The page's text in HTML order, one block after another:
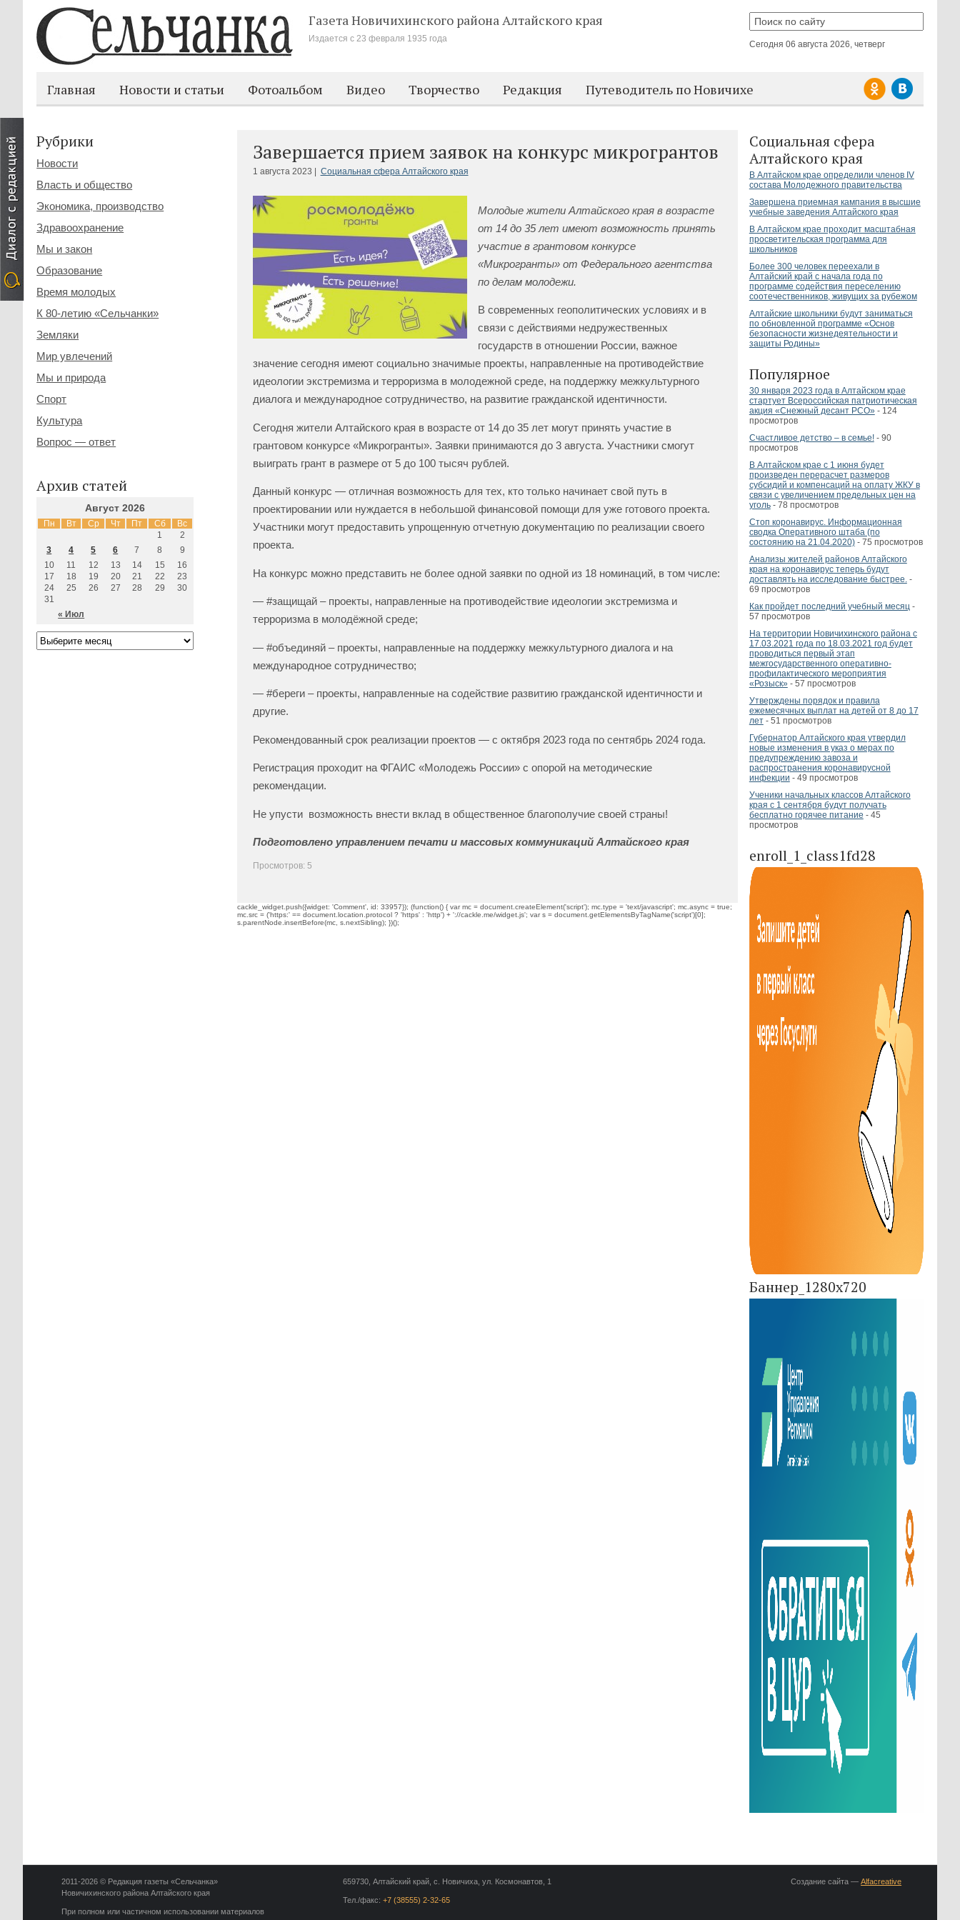
Газета Новичихинского районаАлтайского края
Издается с 23 февраля 1935 года
Сегодня 06 августа 2026, четверг
Главная Новости и статьи Фотоальбом Видео Творчество Редакция Путеводитель по Новичихе
Социальная сфера
Алтайского края
В Алтайском крае определили членов IV
состава Молодежного правительства
Завершена приемная кампания в высшие
учебные заведения Алтайского края
В Алтайском крае проходит масштабная
просветительская программа для
школьников
Более 300 человек переехали в
Алтайский край с начала года по
программе содействия переселению
соотечественников, живущих за рубежом
Алтайские школьники будут заниматься
по обновленной программе «Основ
безопасности жизнедеятельности и
защиты Родины»
Популярное
30 января 2023 года в Алтайском крае
стартует Всероссийская патриотическая
акция «Снежный десант РСО»- 124
просмотров
Счастливое детство – в семье!- 90
просмотров
В Алтайском крае с 1 июня будет
произведен перерасчет размеров
субсидий и компенсаций на оплату ЖКУ в
связи с увеличением предельных цен на
уголь- 78 просмотров
Стоп коронавирус. Информационная
сводка Оперативного штаба (по
состоянию на 21.04.2020)- 75 просмотров
Анализы жителей районов Алтайского
края на коронавирус теперь будут
доставлять на исследование быстрее.-
69 просмотров
Как пройдет последний учебный месяц-
57 просмотров
На территории Новичихинского района с
17.03.2021 года по 18.03.2021 год будет
проводиться первый этап
межгосударственного оперативно-
профилактического мероприятия
«Розыск»- 57 просмотров
Утверждены порядок и правила
ежемесячных выплат на детей от 8 до 17
лет- 51 просмотров
Губернатор Алтайского края утвердил
новые изменения в указ о мерах по
предупреждению завоза и
распространения коронавирусной
инфекции - 49 просмотров
Ученики начальных классов Алтайского
края с 1 сентября будут получать
бесплатно горячее питание - 45
просмотров
enroll_1_class1fd28
Баннер_1280x720
Завершается прием заявок на конкурс микрогрантов
1 августа 2023 | Социальная сфера Алтайского края
Молодые жители Алтайского края в возрасте
от 14 до 35 лет имеют возможность принять
участие в грантовом конкурсе
«Микрогранты» от Федерального агентства
по делам молодежи.
В современных геополитических условиях и в
связи с действиями недружественных
государств в отношении России, важное
значение сегодня имеют социально значимые проекты, направленные на противодействие
идеологии экстремизма и терроризма в молодежной среде, на поддержку межкультурного
диалога и международное сотрудничество, на развитие гражданской идентичности.
Сегодня жители Алтайского края в возрасте от 14 до 35 лет могут принять участие в
грантовом конкурсе «Микрогранты». Заявки принимаются до 3 августа. Участники смогут
выиграть грант в размере от 5 до 100 тысяч рублей.
Данный конкурс — отличная возможность для тех, кто только начинает свой путь в
проектировании или нуждается в небольшой финансовой помощи для уже готового проекта.
Участники могут предоставить упрощенную отчетную документацию по реализации своего
проекта.
На конкурс можно представить не более одной заявки по одной из 18 номинаций, в том числе:
— #защищай – проекты, направленные на противодействие идеологии экстремизма и
терроризма в молодёжной среде;
— #объединяй – проекты, направленные на поддержку межкультурного диалога и на
международное сотрудничество;
— #береги – проекты, направленные на содействие развитию гражданской идентичности и
другие.
Рекомендованный срок реализации проектов — с октября 2023 года по сентябрь 2024 года.
Регистрация проходит на ФГАИС «Молодежь России» с опорой на методические
рекомендации.
Не упусти возможность внести вклад в общественное благополучие своей страны!
Подготовлено управлением печати и массовых коммуникаций Алтайского края
Просмотров: 5
cackle_widget.push({widget: 'Comment', id: 33957}); (function() { var mc = document.createElement('script'); mc.type = 'text/javascript'; mc.async = true;
mc.src = ('https:' == document.location.protocol ? 'https' : 'http') + '://cackle.me/widget.js'; var s = document.getElementsByTagName('script')[0];
s.parentNode.insertBefore(mc, s.nextSibling); })();
Рубрики
Новости
Власть и общество
Экономика, производство
Здравоохранение
Мы и закон
Образование
Время молодых
К 80-летию «Сельчанки»
Земляки
Мир увлечений
Мы и природа
Спорт
Культура
Вопрос — ответ
Архив статей
Август 2026
Пн Вт Ср Чт Пт Сб Вс
« Июл
1
2
3
4 5 6 7 8
9
10
11 12 13 14 15
16
17
18 19 20 21 22
23
24
25 26 27 28 29
30
31
Создание сайта —Alfacreative
659730, Алтайский край, с. Новичиха, ул. Космонавтов, 1
Тел./факс: +7 (38555) 2-32-65
2011-2026 © Редакция газеты «Сельчанка»
Новичихинского района Алтайского края
При полном или частичном использовании материалов